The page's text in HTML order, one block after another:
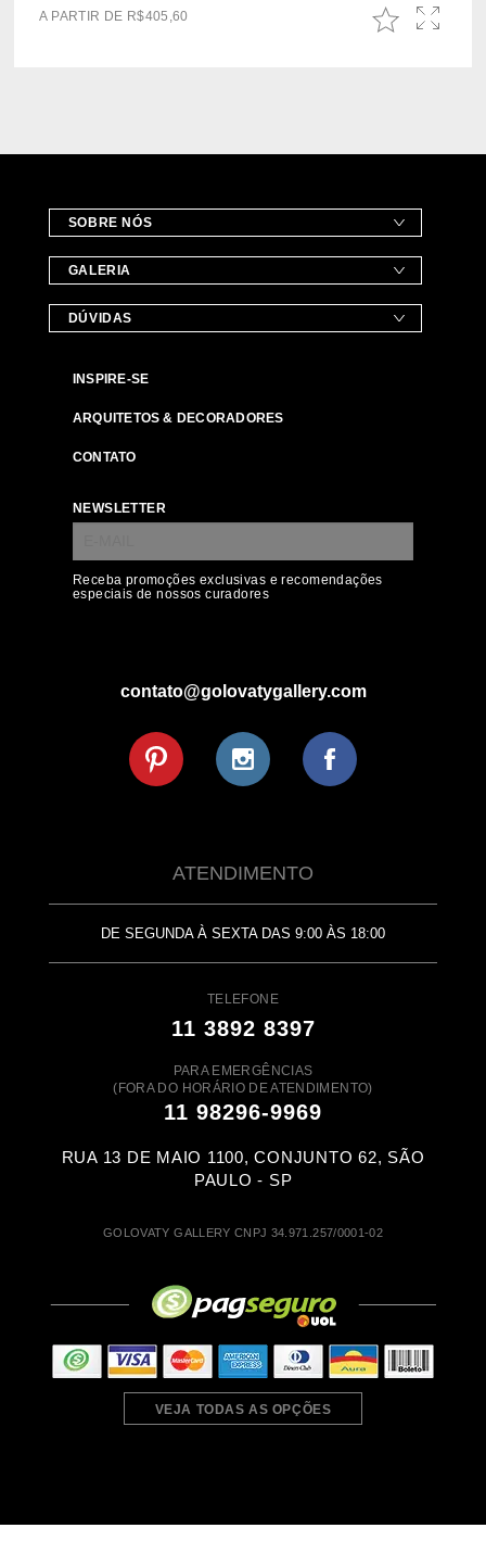
A PARTIR DE R$405,60
SOBRE NÓS
GALERIA
DÚVIDAS
INSPIRE-SE
ARQUITETOS & DECORADORES
CONTATO
NEWSLETTER
Receba promoções exclusivas e recomendações
especiais de nossos curadores
contato@golovatygallery.com
ATENDIMENTO
DE SEGUNDA À SEXTA DAS 9:00 ÀS 18:00
TELEFONE
11 3892 8397
PARA EMERGÊNCIAS
(FORA DO HORÁRIO DE ATENDIMENTO)
11 98296-9969
RUA 13 DE MAIO 1100, CONJUNTO 62, SÃO
PAULO - SP
GOLOVATY GALLERY CNPJ 34.971.257/0001-02
VEJA TODAS AS OPÇÕES